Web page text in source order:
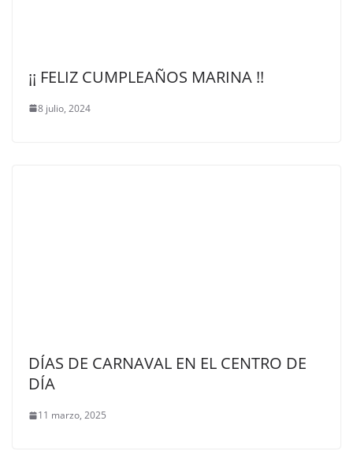
¡¡ FELIZ CUMPLEAÑOS MARINA !!
8 julio, 2024
DÍAS DE CARNAVAL EN EL CENTRO DE
DÍA
11 marzo, 2025